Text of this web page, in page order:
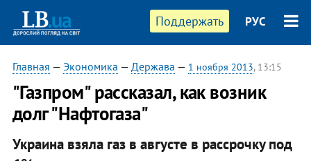
Поддержать РУС
Главная — Экономика — Держава — 1 ноября 2013, 13:15
"Газпром" рассказал, как возник
долг "Нафтогаза"
Украина взяла газ в августе в рассрочку под